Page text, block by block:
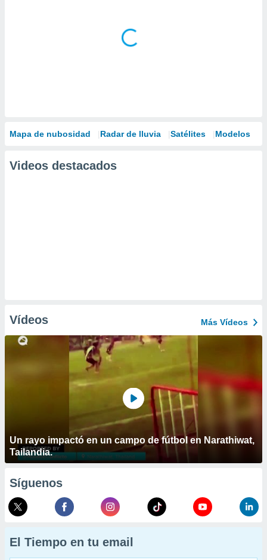
Mapa de nubosidad Radar de lluvia Satélites Modelos
Videos destacados
Vídeos Más Vídeos
Un rayo impactó en un campo de fútbol en Narathiwat,
Tailandia.
Síguenos
El Tiempo en tu email